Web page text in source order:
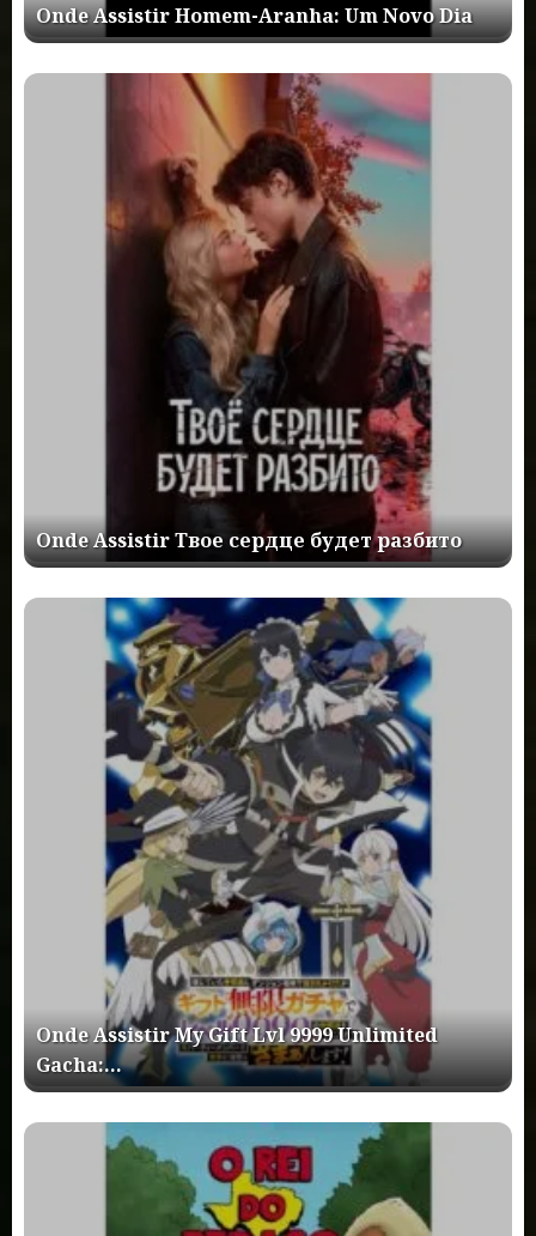
Onde Assistir Homem-Aranha: Um Novo Dia
Onde Assistir Твое сердце будет разбито
Onde Assistir My Gift Lvl 9999 Unlimited
Gacha:…